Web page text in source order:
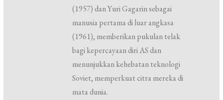
(1957) dan Yuri Gagarin sebagai
manusia pertama di luar angkasa
(1961), memberikan pukulan telak
bagi kepercayaan diri AS dan
menunjukkan kehebatan teknologi
Soviet, memperkuat citra mereka di
mata dunia.